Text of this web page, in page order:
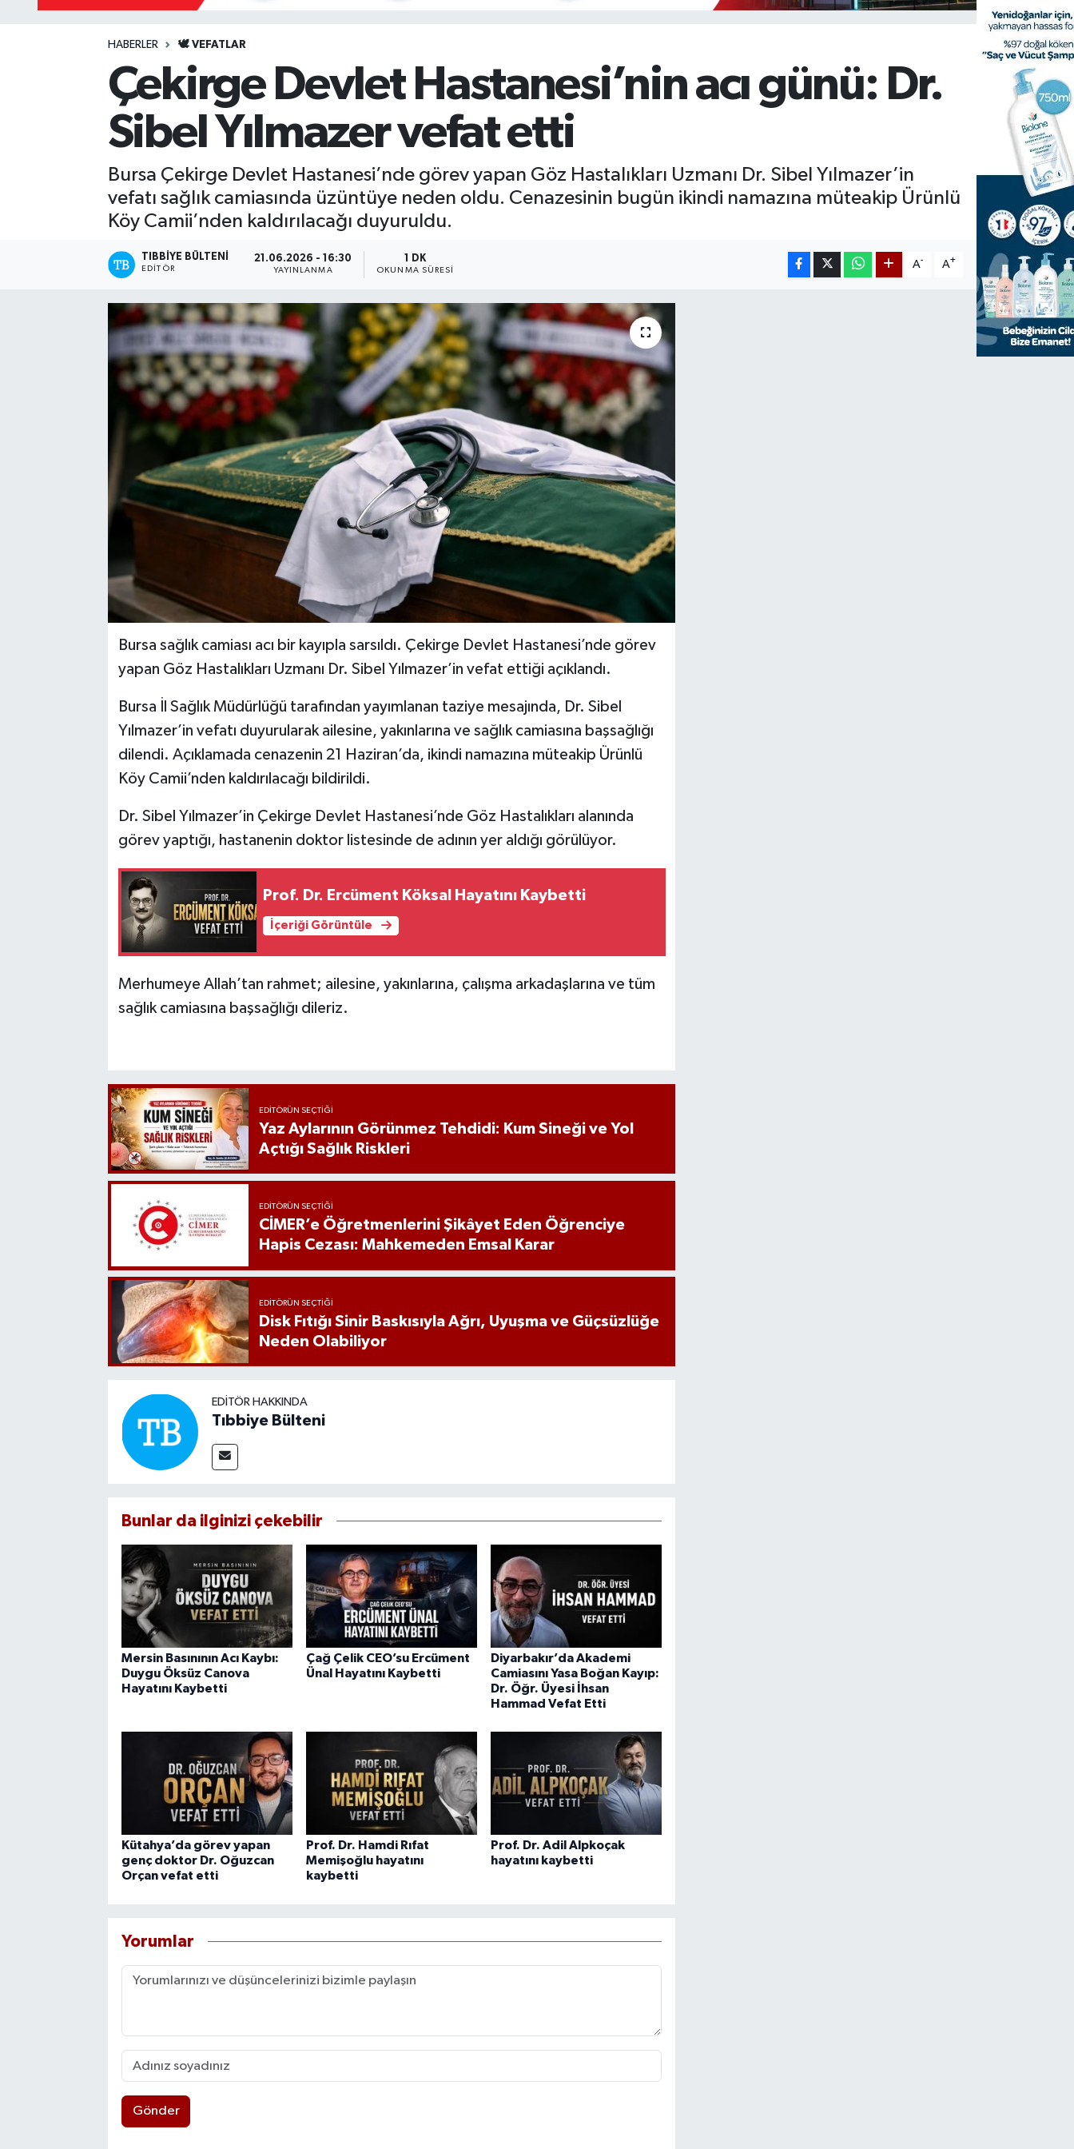
HABERLER 🕊️ VEFATLAR
Çekirge Devlet Hastanesi’nin acı günü: Dr.
Sibel Yılmazer vefat etti
Bursa Çekirge Devlet Hastanesi’nde görev yapan Göz Hastalıkları Uzmanı Dr. Sibel Yılmazer’in
vefatı sağlık camiasında üzüntüye neden oldu. Cenazesinin bugün ikindi namazına müteakip Ürünlü
Köy Camii’nden kaldırılacağı duyuruldu.
TIBBIYE BÜLTENI
EDITÖR
21.06.2026 - 16:30
YAYINLANMA
1 DK
OKUNMA SÜRESI
A- A+
Bursa sağlık camiası acı bir kayıpla sarsıldı. Çekirge Devlet Hastanesi’nde görev
yapan Göz Hastalıkları Uzmanı Dr. Sibel Yılmazer’in vefat ettiği açıklandı.
Bursa İl Sağlık Müdürlüğü tarafından yayımlanan taziye mesajında, Dr. Sibel
Yılmazer’in vefatı duyurularak ailesine, yakınlarına ve sağlık camiasına başsağlığı
dilendi. Açıklamada cenazenin 21 Haziran’da, ikindi namazına müteakip Ürünlü
Köy Camii’nden kaldırılacağı bildirildi.
Dr. Sibel Yılmazer’in Çekirge Devlet Hastanesi’nde Göz Hastalıkları alanında
görev yaptığı, hastanenin doktor listesinde de adının yer aldığı görülüyor.
Prof. Dr. Ercüment Köksal Hayatını Kaybetti
İçeriği Görüntüle
Merhumeye Allah’tan rahmet; ailesine, yakınlarına, çalışma arkadaşlarına ve tüm
sağlık camiasına başsağlığı dileriz.
EDITÖRÜN SEÇTIĞI
Yaz Aylarının Görünmez Tehdidi: Kum Sineği ve Yol
Açtığı Sağlık Riskleri
EDITÖRÜN SEÇTIĞI
CİMER’e Öğretmenlerini Şikâyet Eden Öğrenciye
Hapis Cezası: Mahkemeden Emsal Karar
EDITÖRÜN SEÇTIĞI
Disk Fıtığı Sinir Baskısıyla Ağrı, Uyuşma ve Güçsüzlüğe
Neden Olabiliyor
EDITÖR HAKKINDA
Tıbbiye Bülteni
Bunlar da ilginizi çekebilir
Mersin Basınının Acı Kaybı:
Duygu Öksüz Canova
Hayatını Kaybetti
Çağ Çelik CEO’su Ercüment
Ünal Hayatını Kaybetti
Diyarbakır’da Akademi
Camiasını Yasa Boğan Kayıp:
Dr. Öğr. Üyesi İhsan
Hammad Vefat Etti
Kütahya’da görev yapan
genç doktor Dr. Oğuzcan
Orçan vefat etti
Prof. Dr. Hamdi Rıfat
Memişoğlu hayatını
kaybetti
Prof. Dr. Adil Alpkoçak
hayatını kaybetti
Yorumlar
Gönder